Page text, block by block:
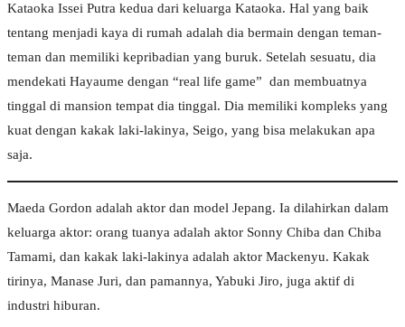
Kataoka Issei Putra kedua dari keluarga Kataoka. Hal yang baik
tentang menjadi kaya di rumah adalah dia bermain dengan teman-
teman dan memiliki kepribadian yang buruk. Setelah sesuatu, dia
mendekati Hayaume dengan “real life game” dan membuatnya
tinggal di mansion tempat dia tinggal. Dia memiliki kompleks yang
kuat dengan kakak laki-lakinya, Seigo, yang bisa melakukan apa
saja.
Maeda Gordon adalah aktor dan model Jepang. Ia dilahirkan dalam
keluarga aktor: orang tuanya adalah aktor Sonny Chiba dan Chiba
Tamami, dan kakak laki-lakinya adalah aktor Mackenyu. Kakak
tirinya, Manase Juri, dan pamannya, Yabuki Jiro, juga aktif di
industri hiburan.